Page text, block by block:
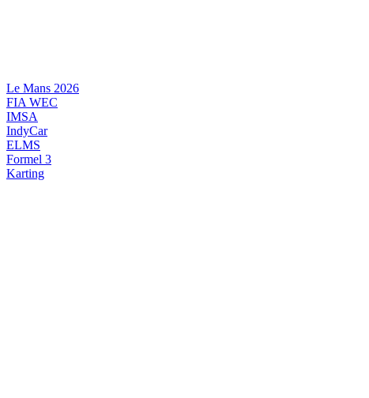
Le Mans 2026
FIA WEC
IMSA
IndyCar
ELMS
Formel 3
Karting